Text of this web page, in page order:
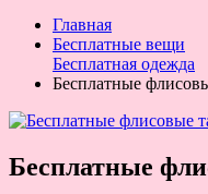
Главная
Бесплатные вещи
Бесплатная одежда
Бесплатные
Бесплатные